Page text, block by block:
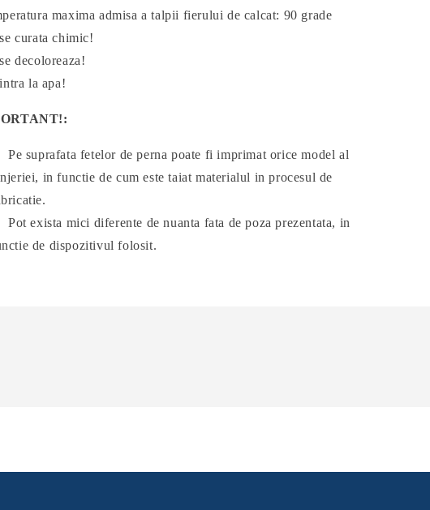
maxima admisa a talpii fierului de calcat: 90 grade
curata chimic!
decoloreaza!
la apa!
Pe suprafata fetelor de perna poate fi imprimat orice model al
in functie de cum este taiat materialul in procesul de
Pot exista mici diferente de nuanta fata de poza prezentata, in
de dispozitivul folosit.